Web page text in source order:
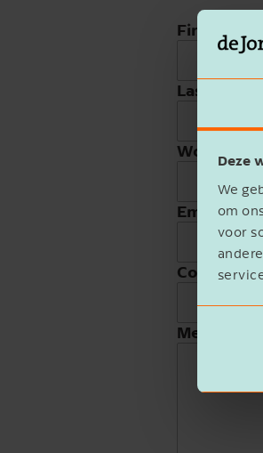
Deze
We
om
voor
First name
Last name
Work phone
Email
Company
Message